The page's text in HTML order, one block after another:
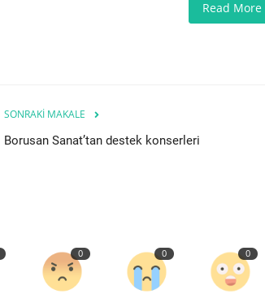
Read More
SONRAKI MAKALE
Borusan Sanat’tan destek konserleri
0 0 0